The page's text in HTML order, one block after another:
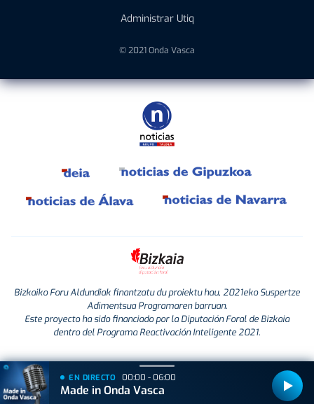
Administrar Utiq
© 2021 Onda Vasca
Bizkaiko Foru Aldundiak finantzatu du proiektu hau, 2021eko Suspertze
Adimentsua Programaren barruan.
Este proyecto ha sido financiado por la Diputación Foral de Bizkaia
dentro del Programa Reactivación Inteligente 2021.
EN DIRECTO 00:00 - 06:00
Made in Onda Vasca